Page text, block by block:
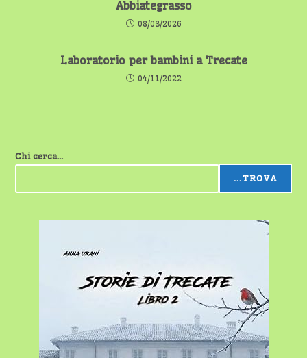
Abbiategrasso
08/03/2026
Laboratorio per bambini a Trecate
04/11/2022
Chi cerca...
...TROVA